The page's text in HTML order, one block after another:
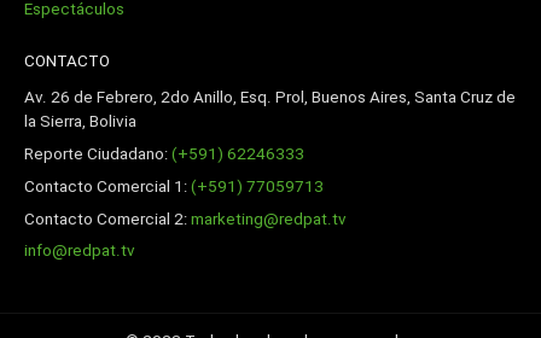
Espectáculos
CONTACTO
Av. 26 de Febrero, 2do Anillo, Esq. Prol, Buenos Aires, Santa Cruz de
la Sierra, Bolivia
Reporte Ciudadano:(+591) 62246333
Contacto Comercial 1:(+591) 77059713
Contacto Comercial 2:marketing@redpat.tv
info@redpat.tv